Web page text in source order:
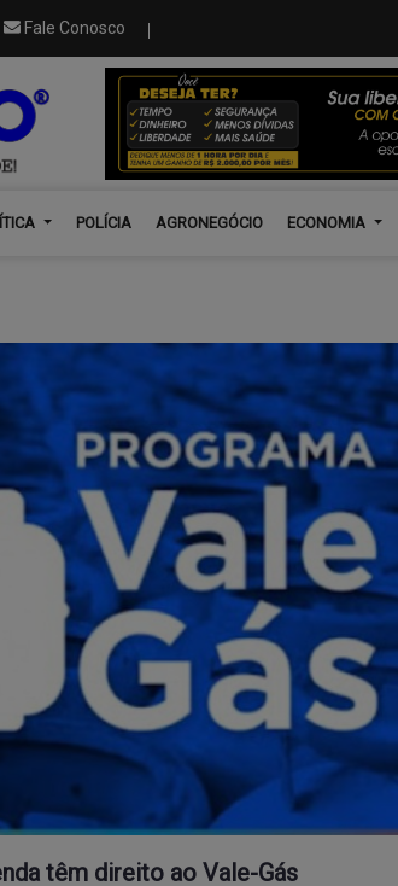
Fale Conosco
POLÍCIA AGRONEGÓCIO ECONOMIA
têm direito ao Vale-Gás